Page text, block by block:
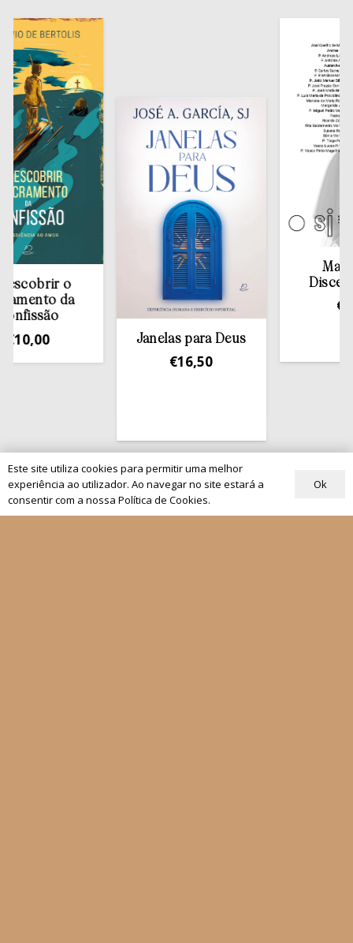
o
da
Janelas para Deus
16,50
Manual
9,00
Quem Somos
Os nossos projetos
Este site utiliza cookies para permitir uma melhor
experiência ao utilizador. Ao navegar no site estará a
consentir com a nossa Política de Cookies.
Ok